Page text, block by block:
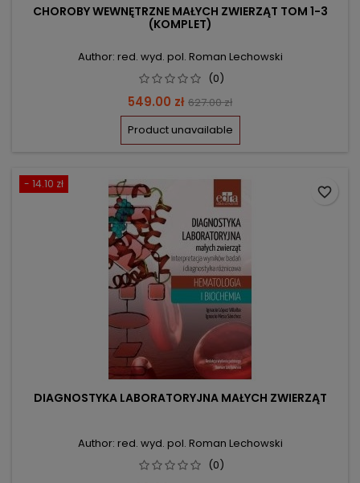
CHOROBY WEWNĘTRZNE MAŁYCH ZWIERZĄT TOM 1-3
(KOMPLET)
Author: red. wyd. pol. Roman Lechowski
(0)
Price
549.00 zł Regular
price
627.00 zł
Product unavailable
- 14.10 zł
DIAGNOSTYKA LABORATORYJNA MAŁYCH ZWIERZĄT
Author: red. wyd. pol. Roman Lechowski
(0)
favorite_border